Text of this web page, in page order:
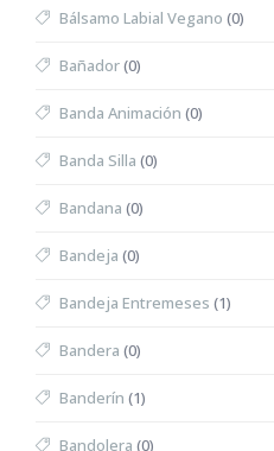
Bálsamo Labial Vegano (0)
Bañador(0)
Banda Animación (0)
Banda Silla (0)
Bandana (0)
Bandeja (0)
Bandeja Entremeses (1)
Bandera (0)
Banderín (1)
Bandolera (0)